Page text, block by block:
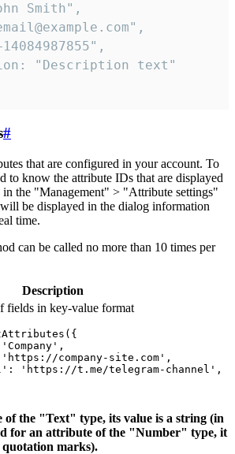
Smith",
"Description text"
#
that are configured in your account. To
to know the attribute IDs that are displayed
the "Management" > "Attribute settings"
be displayed in the dialog information
time.
can be called no more than 10 times per
Description
fields in key-value format
company-site.com',
'https://t.me/telegram-channel',
the "Text" type, its value is a string (in
for an attribute of the "Number" type, it
marks).